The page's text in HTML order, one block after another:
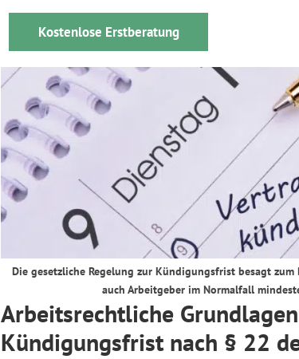
Kostenlose Erstberatung
Die gesetzliche Regelung zur Kündigungsfrist besagt
auch Arbeitgeber im Normalfall
Arbeitsrechtliche
Kündigungsfrist nach § 22